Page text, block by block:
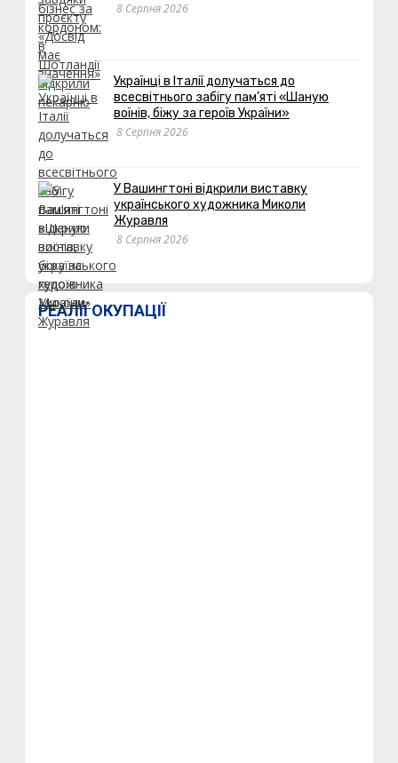
8 Серпня 2026
Українці в Італії долучаться до
всесвітнього забігу пам’яті «Шаную
воїнів, біжу за героїв України»
8 Серпня 2026
У Вашингтоні відкрили виставку
українського художника Миколи
Журавля
8 Серпня 2026
РЕАЛІЇ ОКУПАЦІЇ